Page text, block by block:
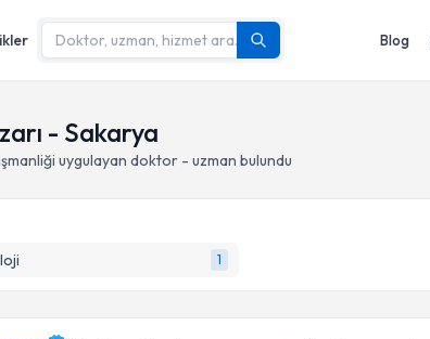
Blog
- Sakarya
uygulayan doktor - uzman bulundu
1